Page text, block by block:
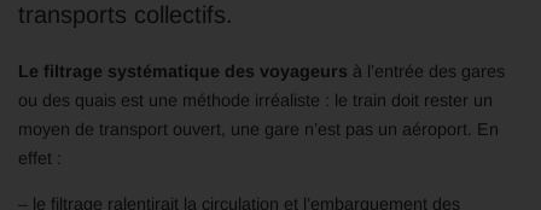
transports collectifs.
Le filtrage systématique des voyageurs à l’entrée des gares
ou des quais est une méthode irréaliste : le train doit rester un
moyen de transport ouvert, une gare n’est pas un aéroport. En
effet :
– le filtrage ralentirait la circulation et l’embarquement des